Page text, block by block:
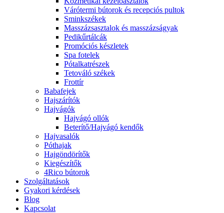
Várótermi bútorok és recepciós pultok
Sminkszékek
Masszázsasztalok és masszázságyak
Pedikűrtálcák
Promóciós készletek
Spa fotelek
Pótalkatrészek
Tetováló székek
Frottír
Babafejek
Hajszárítók
Hajvágók
Hajvágó ollók
Beterítő/Hajvágó kendők
Hajvasalók
Póthajak
Hajgöndörítők
Kiegészítők
4Rico bútorok
Szolgáltatások
Gyakori kérdések
Blog
Kapcsolat